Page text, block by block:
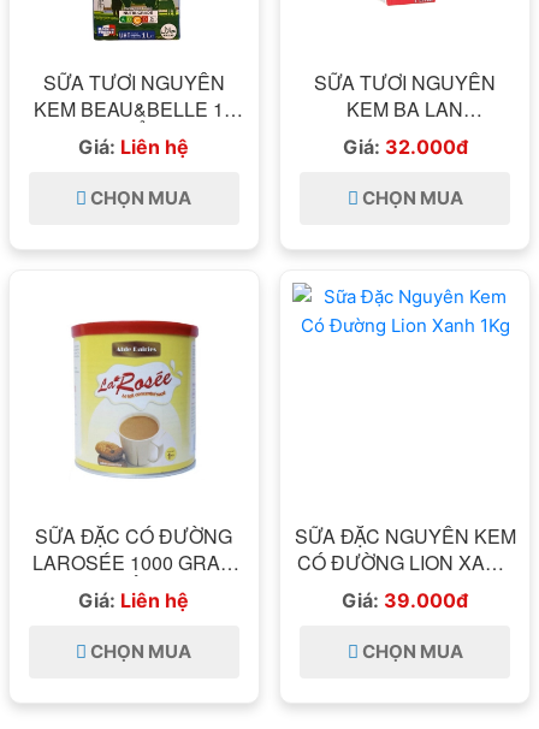
SỮA TƯƠI NGUYÊN
KEM BEAU&BELLE 1L
[NHẬP KHẨU PHÁP]
Giá: Liên hệ
CHỌN MUA
SỮA TƯƠI NGUYÊN
KEM BA LAN
MLEKOVITA 1L
Giá: 32.000đ
CHỌN MUA
SỮA ĐẶC CÓ ĐƯỜNG
LAROSÉE 1000 GRAM
LOẠI NẮP GIẬT
Giá: Liên hệ
CHỌN MUA
SỮA ĐẶC NGUYÊN KEM
CÓ ĐƯỜNG LION XANH
1KG
Giá: 39.000đ
CHỌN MUA